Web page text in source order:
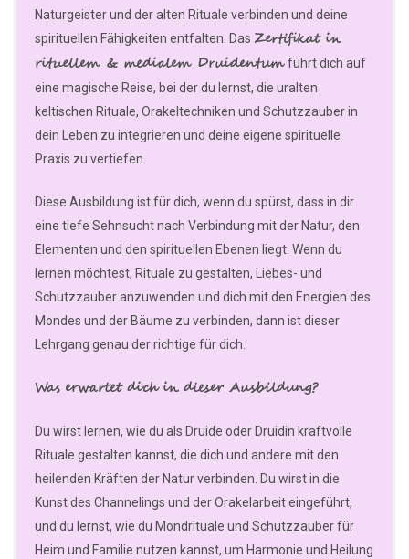
Naturgeister und der alten Rituale verbinden und deine
spirituellen Fähigkeiten entfalten. Das Zertifikat in
rituellem & medialem Druidentumführt dich auf
eine magische Reise, bei der du lernst, die uralten
keltischen Rituale, Orakeltechniken und Schutzzauber in
dein Leben zu integrieren und deine eigene spirituelle
Praxis zu vertiefen.
Diese Ausbildung ist für dich, wenn du spürst, dass in dir
eine tiefe Sehnsucht nach Verbindung mit der Natur, den
Elementen und den spirituellen Ebenen liegt. Wenn du
lernen möchtest, Rituale zu gestalten, Liebes- und
Schutzzauber anzuwenden und dich mit den Energien des
Mondes und der Bäume zu verbinden, dann ist dieser
Lehrgang genau der richtige für dich.
Was erwartet dich in dieser Ausbildung?
Du wirst lernen, wie du als Druide oder Druidin kraftvolle
Rituale gestalten kannst, die dich und andere mit den
heilenden Kräften der Natur verbinden. Du wirst in die
Kunst des Channelings und der Orakelarbeit eingeführt,
und du lernst, wie du Mondrituale und Schutzzauber für
Heim und Familie nutzen kannst, um Harmonie und Heilung